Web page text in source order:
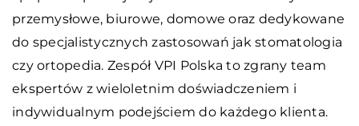
przemysłowe, biurowe, domowe oraz dedykowane
do specjalistycznych zastosowań jak stomatologia
czy ortopedia. Zespół VPI Polska to zgrany team
ekspertów z wieloletnim doświadczeniem i
indywidualnym podejściem do każdego klienta.